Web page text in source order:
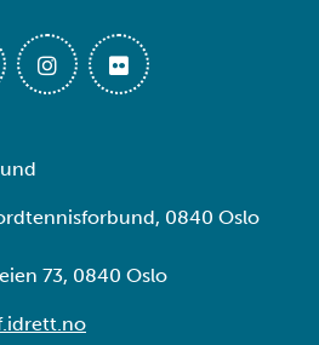
0840 Oslo
73, 0840 Oslo